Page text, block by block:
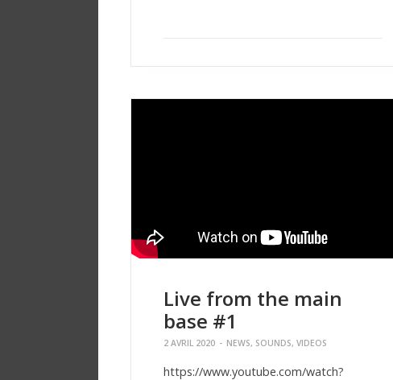
Live from the main
base #1
2 AVRIL 2020 - NEWS, SOUNDS, VIDEOS
https://www.youtube.com/watch?